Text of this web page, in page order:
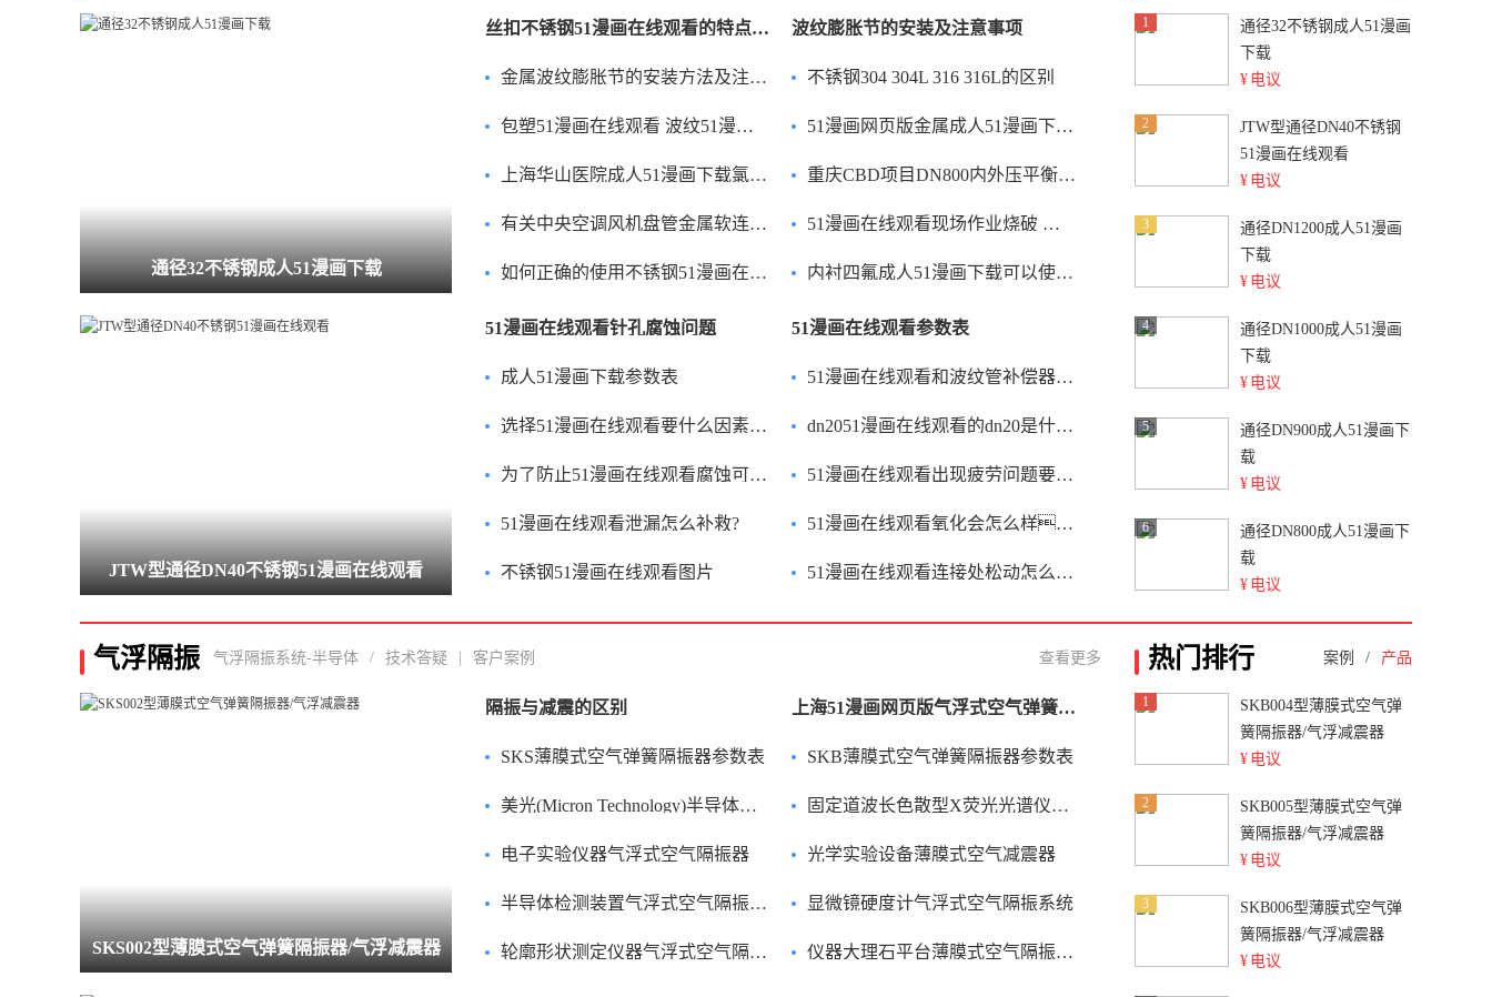
通径32不锈钢成人51漫画下载
JTW型通径DN40不锈钢51漫画在线观看
丝扣不锈钢51漫画在线观看的特点参数和接口形式 波纹膨胀节的安装及注意事项
金属波纹膨胀节的安装方法及注意事项 不锈钢304 304L 316 316L的区别
包塑51漫画在线观看 波纹51漫画在线观看 51漫画网页版金属成人51漫画下载的作用与连接方式
上海华山医院成人51漫画下载氯离子超标问题书面报告 重庆CBD项目DN800内外压平衡成人51漫画下载拉长问题书面报告
有关中央空调风机盘管金属软连接针孔腐蚀的分析报告 51漫画在线观看现场作业烧破 安装上还没试压就漏水问题分析
如何正确的使用不锈钢51漫画在线观看？ 内衬四氟成人51漫画下载可以使用在哪些酸碱管道上面？
51漫画在线观看针孔腐蚀问题 51漫画在线观看参数表
成人51漫画下载参数表 51漫画在线观看和波纹管补偿器的性能区别是什么？
选择51漫画在线观看要什么因素？ dn2051漫画在线观看的dn20是什么意思？
为了防止51漫画在线观看腐蚀可以选择什么51漫画在线观看？ 51漫画在线观看出现疲劳问题要怎么办？
51漫画在线观看泄漏怎么补救? 51漫画在线观看氧化会怎么样？
不锈钢51漫画在线观看图片 51漫画在线观看连接处松动怎么办？
1
通径32不锈钢成人51漫画
下载
¥ 电议
2
JTW型通径DN40不锈钢
51漫画在线观看
¥ 电议
3
通径DN1200成人51漫画
下载
¥ 电议
4
通径DN1000成人51漫画
下载
¥ 电议
5
通径DN900成人51漫画下
载
¥ 电议
6
通径DN800成人51漫画下
载
¥ 电议
气浮隔振 气浮隔振系统-半导体 / 技术答疑 客户案例 查看更多
SKS002型薄膜式空气弹簧隔振器/气浮减震器
隔振与减震的区别 上海51漫画网页版气浮式空气弹簧隔振器的优点
SKS薄膜式空气弹簧隔振器参数表 SKB薄膜式空气弹簧隔振器参数表
美光(Micron Technology)半导体设备气动隔振器 固定道波长色散型X荧光光谱仪气动隔振系统
电子实验仪器气浮式空气隔振器 光学实验设备薄膜式空气减震器
半导体检测装置气浮式空气隔振系统 显微镜硬度计气浮式空气隔振系统
轮廓形状测定仪器气浮式空气隔振器 仪器大理石平台薄膜式空气隔振系统
热门排行 案例 / 产品
1
SKB004型薄膜式空气弹
簧隔振器/气浮减震器
¥ 电议
2
SKB005型薄膜式空气弹
簧隔振器/气浮减震器
¥ 电议
3
SKB006型薄膜式空气弹
簧隔振器/气浮减震器
¥ 电议